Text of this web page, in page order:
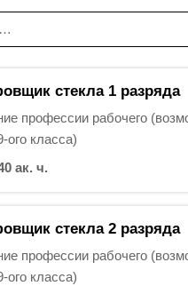
стекла 1 разряда
профессии рабочего
ого класса)
ак. ч.
стекла 2 разряда
профессии рабочего
ого класса)